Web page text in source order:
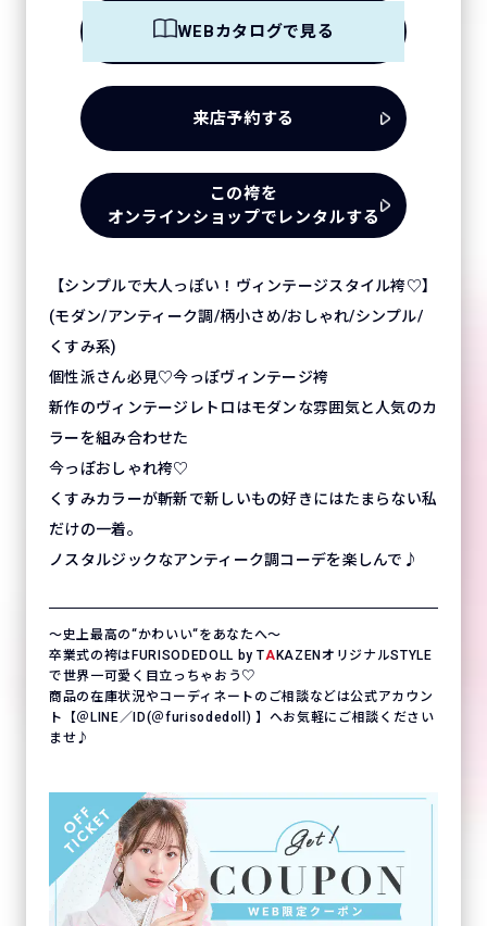
WEBカタログで見る
来店予約する
この袴を
オンラインショップでレンタルする
【シンプルで大人っぽい！ヴィンテージスタイル袴♡】
(モダン/アンティーク調/柄小さめ/おしゃれ/シンプル/
くすみ系)
個性派さん必見♡今っぽヴィンテージ袴
新作のヴィンテージレトロはモダンな雰囲気と人気のカ
ラーを組み合わせた
今っぽおしゃれ袴♡
くすみカラーが斬新で新しいもの好きにはたまらない私
だけの一着。
ノスタルジックなアンティーク調コーデを楽しんで♪
〜史上最高の“かわいい“をあなたへ〜
卒業式の袴はFURISODEDOLL by TA KAZENオリジナルSTYLE
で世界一可愛く目立っちゃおう♡
商品の在庫状況やコーディネートのご相談などは公式アカウン
ト【＠LINE／ID(＠furisodedoll) 】へお気軽にご相談ください
ませ♪